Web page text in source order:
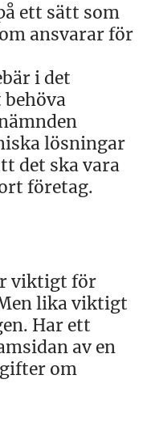
ett sätt som
ansvarar för
i det
lösningar
det ska vara
företag.
viktigt för
lika viktigt
Har ett
av en
om